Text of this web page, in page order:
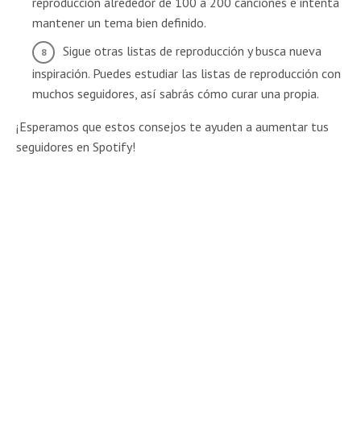
mantener un tema bien definido.
Sigue otras listas de reproducción y busca nueva
inspiración. Puedes estudiar las listas de reproducción con
muchos seguidores, así sabrás cómo curar una propia.
¡Esperamos que estos consejos te ayuden a aumentar tus
seguidores en Spotify!